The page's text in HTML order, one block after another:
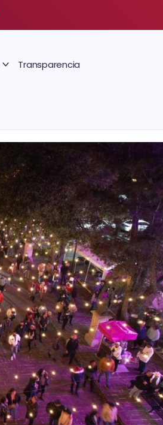
Transparencia